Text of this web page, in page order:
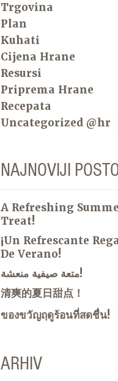
Trgovina
Plan
Kuhati
Cijena Hrane
Resursi
Priprema Hrane
Recepata
Uncategorized @hr
NAJNOVIJI
A Refreshing
Treat!
¡Un Refrescante
De Verano!
متعة صيفية منعشة!
清爽的夏日甜点！
ของขวัญฤดูร้อนที่สดชื่น!
ARHIV